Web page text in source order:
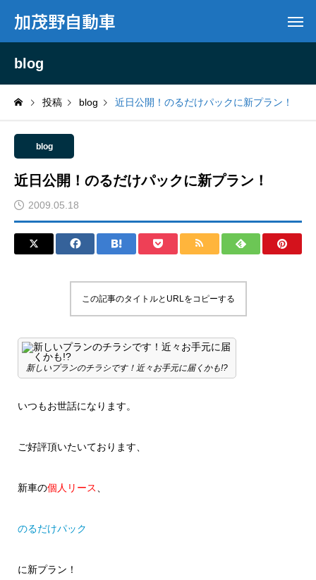
加茂野自動車
blog
投稿 blog 近日公開！のるだけパックに新プラン！
blog
近日公開！のるだけパックに新プラン！
2009.05.18
この記事のタイトルとURLをコピーする
新しいプランのチラシです！近々お手元に届くかも!?
いつもお世話になります。
ご好評頂いたいております、
新車の個人リース
のるだけパック
に新プラン！